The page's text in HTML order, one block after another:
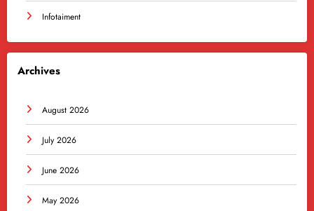
Infotaiment
Archives
August 2026
July 2026
June 2026
May 2026